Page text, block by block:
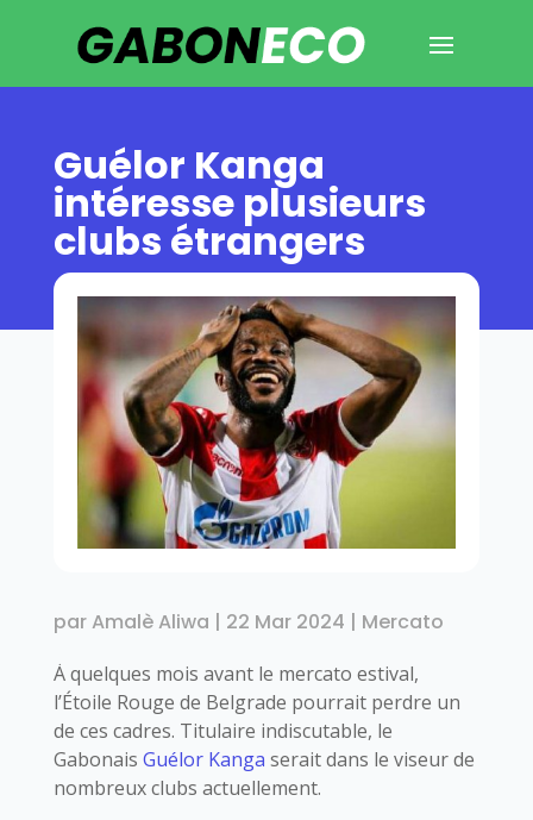
Guélor Kanga
intéresse plusieurs
clubs étrangers
parAmalè Aliwa | 22 Mar 2024 | Mercato
À quelques mois avant le mercato estival,
l’Étoile Rouge de Belgrade pourrait perdre un
de ces cadres. Titulaire indiscutable, le
Gabonais Guélor Kanga serait dans le viseur de
nombreux clubs actuellement.